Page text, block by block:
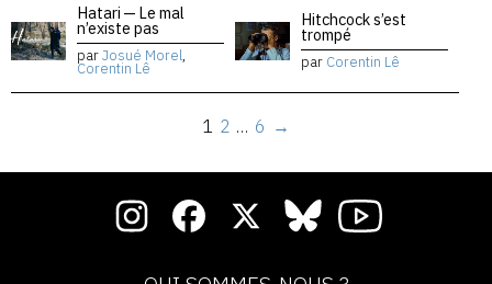
Hatari — Le mal
n’existe pas
parJosué Morel,
Corentin Lê
Hitchcock s’est
trompé
par Corentin Lê
1 2 … 6 →